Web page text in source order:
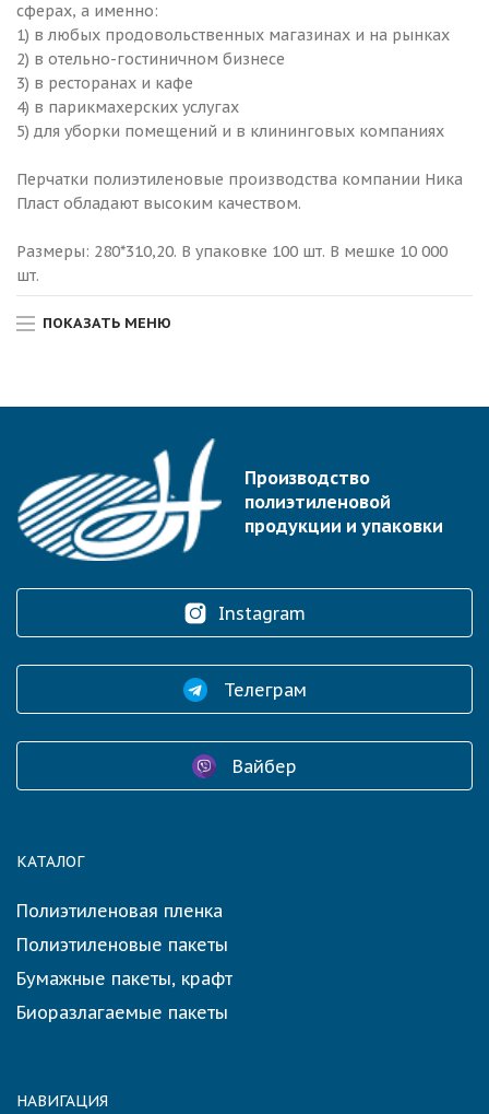
сферах, а именно:
1) в любых продовольственных магазинах и на рынках
2) в отельно-гостиничном бизнесе
3) в ресторанах и кафе
4) в парикмахерских услугах
5) для уборки помещений и в клининговых компаниях
Перчатки полиэтиленовые производства компании Ника
Пласт обладают высоким качеством.
Размеры: 280*310,20. В упаковке 100 шт. В мешке 10 000
шт.
ПОКАЗАТЬ МЕНЮ
Производство
полиэтиленовой
продукции и упаковки
Instagram
Телеграм
Вайбер
КАТАЛОГ
Полиэтиленовая пленка
Полиэтиленовые пакеты
Бумажные пакеты, крафт
Биоразлагаемые пакеты
НАВИГАЦИЯ